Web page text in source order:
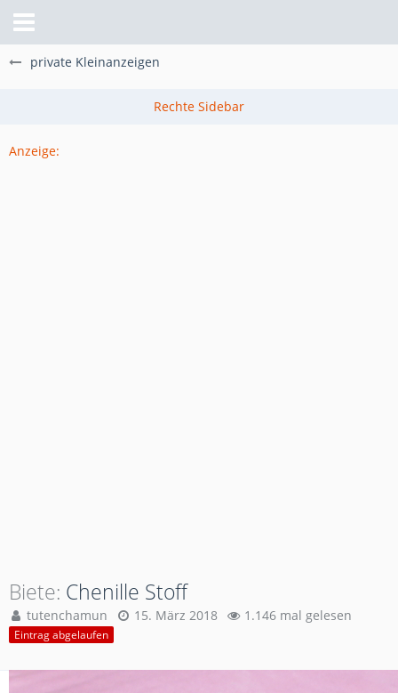
private Kleinanzeigen
Anzeige:
Biete Chenille Stoff
tutenchamun 15. März 2018 1.146 mal gelesen
Eintrag abgelaufen